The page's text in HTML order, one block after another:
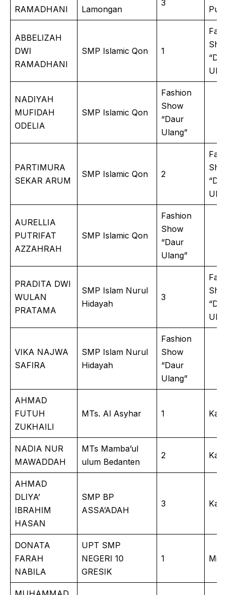
RAMADHANI
Lamongan
3
Putri
ABBELIZAH
DWI
RAMADHANI
SMP Islamic Qon 1
NADIYAH
MUFIDAH
ODELIA
SMP Islamic Qon
Fashion
Show
“Daur
Ulang”
PARTIMURA
SEKAR ARUM
SMP Islamic Qon 2
AURELLIA
PUTRIFAT
AZZAHRAH
SMP Islamic Qon
Fashion
Show
“Daur
Ulang”
PRADITA DWI
WULAN
PRATAMA
SMP Islam Nurul
Hidayah
3
VIKA NAJWA
SAFIRA
SMP Islam Nurul
Hidayah
Fashion
Show
“Daur
Ulang”
AHMAD
FUTUH
ZUKHAILI
MTs. Al Asyhar 1
NADIA NUR
MAWADDAH
MTs Mamba’ul
ulum Bedanten
2
AHMAD
DLIYA’
IBRAHIM
HASAN
SMP BP
ASSA’ADAH
3
DONATA
FARAH
NABILA
UPT SMP
NEGERI 10
GRESIK
1 Mini